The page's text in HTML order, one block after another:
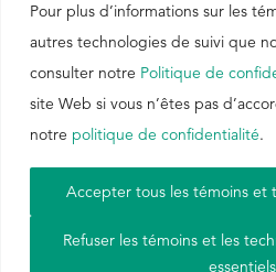
Pour plus d’informations sur les
autres technologies de suivi que
consulter notre Politique de
site Web si vous n’êtes pas
notre politique de confidentialité.
Refuser les témoins et les
essentiels
Accepter tous les témoins et
Search
Terms & Conditions | Site Map
© 2026 Buckman. All